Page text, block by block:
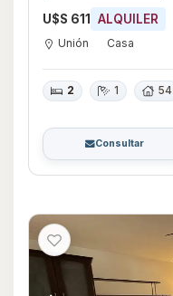
U$S 611 ALQUILER
Unión Casa
2 1 54
Consultar